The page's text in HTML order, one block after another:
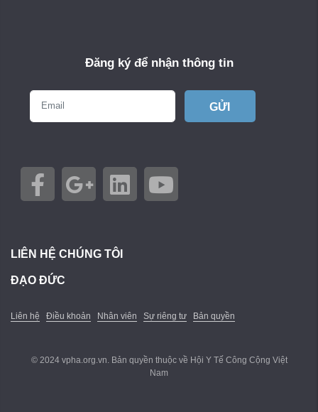
Đăng ký để nhận thông tin
GỬI
LIÊN HỆ CHÚNG TÔI
ĐẠO ĐỨC
Liên hệ Điều khoản Nhân viên Sự riêng tư Bản quyền
© 2024 vpha.org.vn. Bản quyền thuộc về Hội Y Tế Công Cộng Việt
Nam